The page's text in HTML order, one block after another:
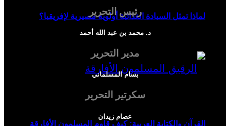
لماذا تمثل السيادة الغذائية أولوية مصيرية لإفريقيا؟
القرآن والكتابة العربية: كيف قاوم المسلمون الأفارقة
رئيس التحرير
د. محمد بن عبد الله أحمد
مدير التحرير
بسام المسلماني
سكرتير التحرير
عصام زيدان